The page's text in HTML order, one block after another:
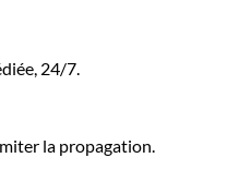
24/7.
la propagation.